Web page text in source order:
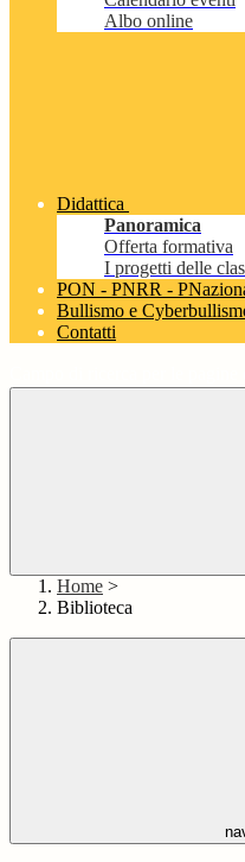
Albo online
Didattica
Panoramica
Offerta formativa
I progetti delle
PON - PNRR -
Bullismo e
Contatti
Home >
Biblioteca